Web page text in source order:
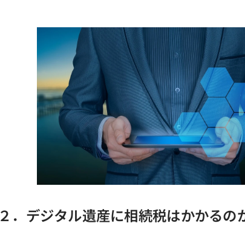
２．デジタル遺産に相続税はかかるの